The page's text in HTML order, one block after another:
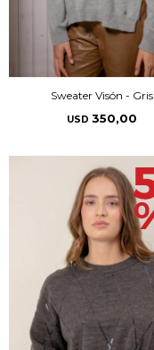
Sweater Visón - Gris
USD 350,00